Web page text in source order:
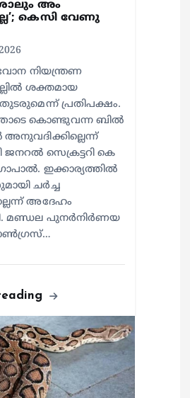
അം​
കെസി വേണു​
നിയന്ത്രണ
ശക്തമായ
പ്രതിപക്ഷം.
കൊണ്ടുവന്ന ബിൽ
സെക്രട്ടറി കെ
ഇക്കാര്യത്തിൽ
ചർച്ച
അദേഹം
മണ്ഡല പുനർനിർണയ